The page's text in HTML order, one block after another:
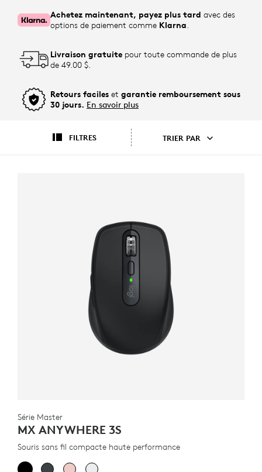
Achetez maintenant, payez plus tard avec des
options de paiement comme Klarna.
Livraison gratuite pour toute commande de plus
de 49.00 $.
Retours faciles et garantie remboursement sous
30 jours. En savoir plus
FILTRES TRIER PAR
Série Master
MX ANYWHERE 3S
Souris sans fil compacte haute performance